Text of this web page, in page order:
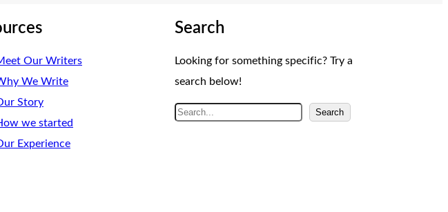
Our Writers
We Write
Story
we started
Experience
Search
Looking for something specific? Try a
search below!
A
Search